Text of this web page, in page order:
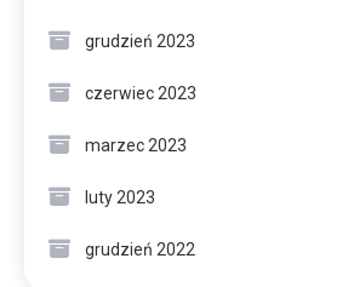
grudzień 2023
czerwiec 2023
marzec 2023
luty 2023
grudzień 2022